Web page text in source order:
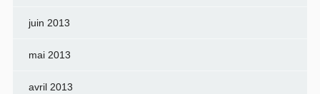
juin 2013
mai 2013
avril 2013